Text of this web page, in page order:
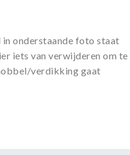
in onderstaande foto staat
iets van verwijderen om te
verdikking gaat